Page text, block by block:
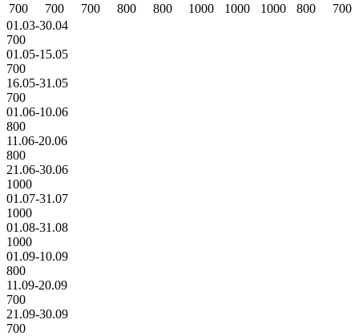
700
700 700 800 800 1000 1000 1000 800
700
01.03-30.04
700
01.05-15.05
700
16.05-31.05
700
01.06-10.06
800
11.06-20.06
800
21.06-30.06
1000
01.07-31.07
1000
01.08-31.08
1000
01.09-10.09
800
11.09-20.09
700
21.09-30.09
700